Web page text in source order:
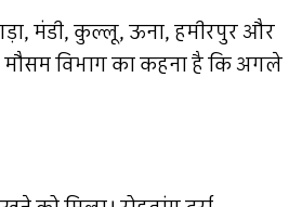
मंडी, कुल्लू, ऊना, हमीरपुर और
विभाग का कहना है कि अगले